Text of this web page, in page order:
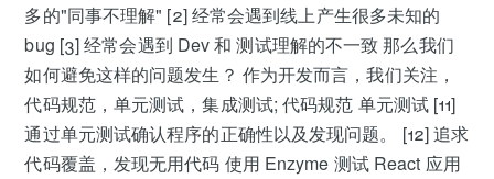
多的"同事不理解" [2] 经常会遇到线上产生很多未知的
bug [3] 经常会遇到 Dev 和 测试理解的不一致 那么我们
如何避免这样的问题发生？ 作为开发而言，我们关注，
代码规范，单元测试，集成测试; 代码规范 单元测试 [11]
通过单元测试确认程序的正确性以及发现问题。 [12] 追求
代码覆盖，发现无用代码 使用 Enzyme 测试 React 应用